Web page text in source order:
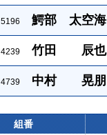
5196 鰐部 太空海
4239 竹田 辰也
4739 中村 晃朋
組番